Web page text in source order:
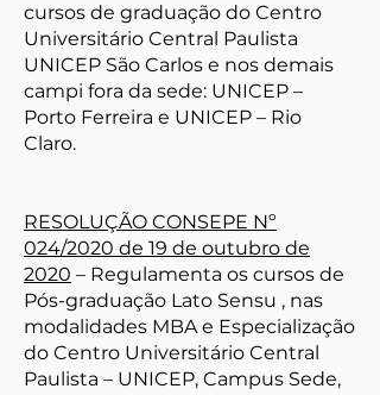
cursos de graduação do Centro
Universitário Central Paulista
UNICEP São Carlos e nos demais
campi fora da sede: UNICEP –
Porto Ferreira e UNICEP – Rio
Claro.
RESOLUÇÃO CONSEPE Nº
024/2020 de 19 de outubro de
2020 – Regulamenta os cursos de
Pós-graduação Lato Sensu , nas
modalidades MBA e Especialização
do Centro Universitário Central
Paulista – UNICEP, Campus Sede,